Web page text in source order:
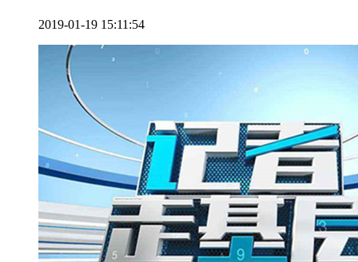
2019-01-19 15:11:54